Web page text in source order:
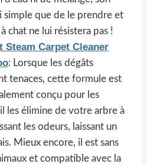
simple que de le prendre et
chat ne lui résistera pas !
Steam Carpet Cleaner
: Lorsque les dégâts
tenaces, cette formule est
conçu pour les
il les élimine de votre arbre à
les odeurs, laissant un
Mieux encore, il est sans
et compatible avec la